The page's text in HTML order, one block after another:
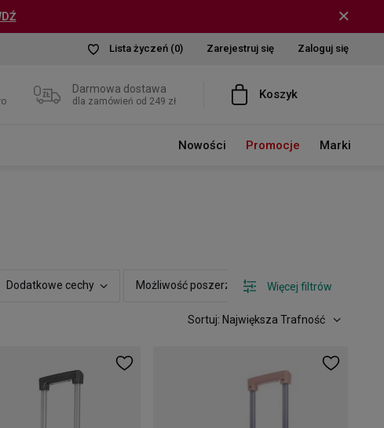
Lista życzeń (0) Zarejestruj się Zaloguj się
Darmowa dostawa
dla zamówień od 249 zł Koszyk
Nowości Promocje Marki
Dodatkowe cechy Możliwość poszerzenia Zakres cenowy
Więcej filtrów
Sortuj: Największa Trafność